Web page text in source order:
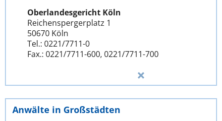
Oberlandesgericht Köln
Reichenspergerplatz 1
50670 Köln
Tel.: 0221/7711-0
Fax.: 0221/7711-600, 0221/7711-700
Anwälte in Großstädten